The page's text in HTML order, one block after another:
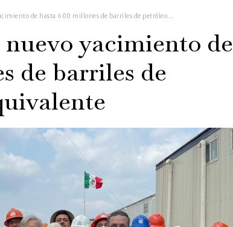
de hasta 600 millones de barriles de petróleo...
yacimiento de
de barriles de